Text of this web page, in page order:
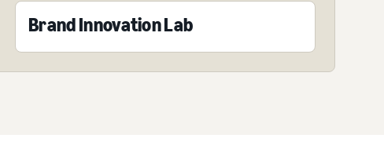
Brand Innovation Lab